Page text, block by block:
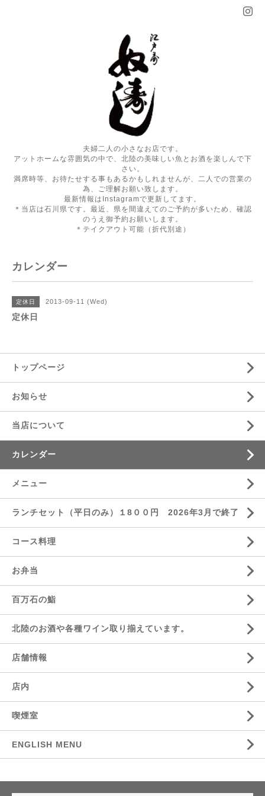
夫婦二人の小さなお店です。
アットホームな雰囲気の中で、北陸の美味しい魚とお酒を楽しんで下
さい。
満席時等、お待たせする事もあるかもしれませんが、二人での営業の
為、ご理解お願い致します。
最新情報はInstagramで更新してます。
＊当店は石川県です。最近、県を間違えてのご予約が多いため、確認
のうえ御予約お願いします。
＊テイクアウト可能（折代別途）
カレンダー
定休日 2013-09-11 (Wed)
定休日
トップページ
お知らせ
当店について
カレンダー
メニュー
ランチセット（平日のみ）１8００円 2026年3月で終了
コース料理
お弁当
百万石の鮨
北陸のお酒や各種ワイン取り揃えています。
店舗情報
店内
喫煙室
ENGLISH MENU